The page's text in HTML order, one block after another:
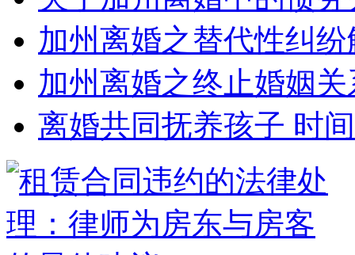
加州离婚之替代性纠
加州离婚之终止婚姻关
离婚共同抚养孩子 时